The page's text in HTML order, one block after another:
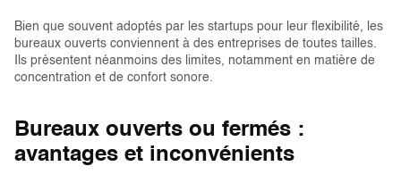
Bien que souvent adoptés par les startups pour leur flexibilité, les
bureaux ouverts conviennent à des entreprises de toutes tailles.
Ils présentent néanmoins des limites, notamment en matière de
concentration et de confort sonore.
Bureaux ouverts ou fermés :
avantages et inconvénients